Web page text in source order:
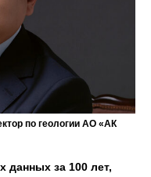
по геологии АО «АК
данных за 100 лет,